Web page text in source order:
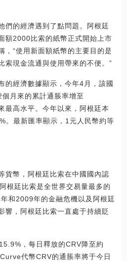
們的經濟遇到了點問題。阿根廷
額2000比索的紙幣正式開始上市
，“使用新面額紙幣的主要目的是
索現金流通與使用帶來的不便。”
的經濟數據顯示，今年4月，該國
月來的累計通脹率增至
最高水平。今年以來，阿根廷本
。最新匯率顯示，1元人民幣約等
貨幣，阿根廷比索在中國國內認
根廷比索是全世界交易量最多的
和2009年的金融危機以及阿根廷
響，阿根廷比索一直處于持續貶
，每日釋放的CRV降至約
代幣CRV的通脹率將于今日